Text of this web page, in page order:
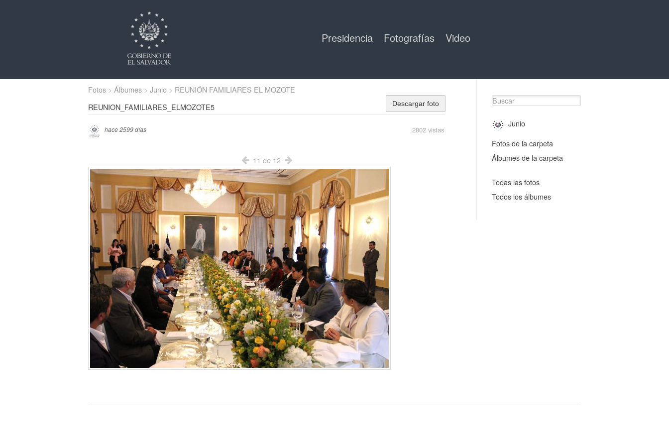
Presidencia Fotografías Video
Fotos Álbumes Junio REUNIÓN FAMILIARES EL MOZOTE
Descargar foto
REUNION_FAMILIARES_ELMOZOTE5
2802 vistas
hace 2599 días
11 de 12
Junio
Fotos de la carpeta
Álbumes de la carpeta
Todas las fotos
Todos los álbumes